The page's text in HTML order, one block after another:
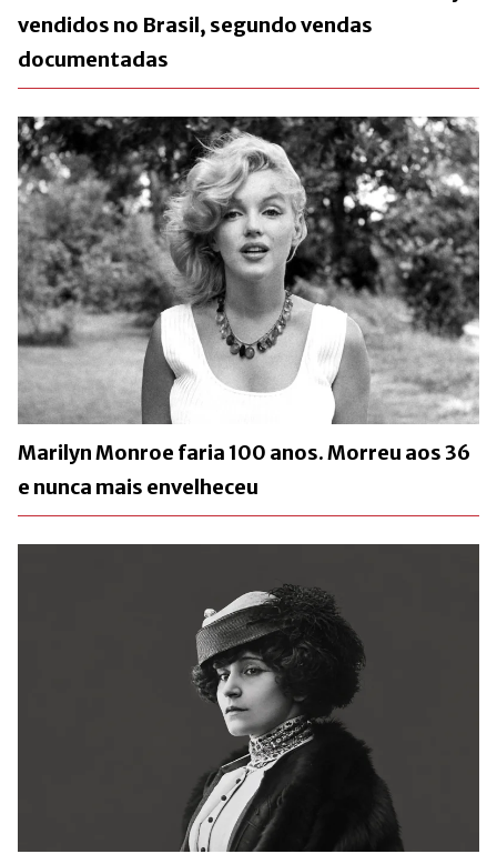
vendidos no Brasil, segundo vendas
documentadas
Marilyn Monroe faria 100 anos. Morreu aos 36
e nunca mais envelheceu